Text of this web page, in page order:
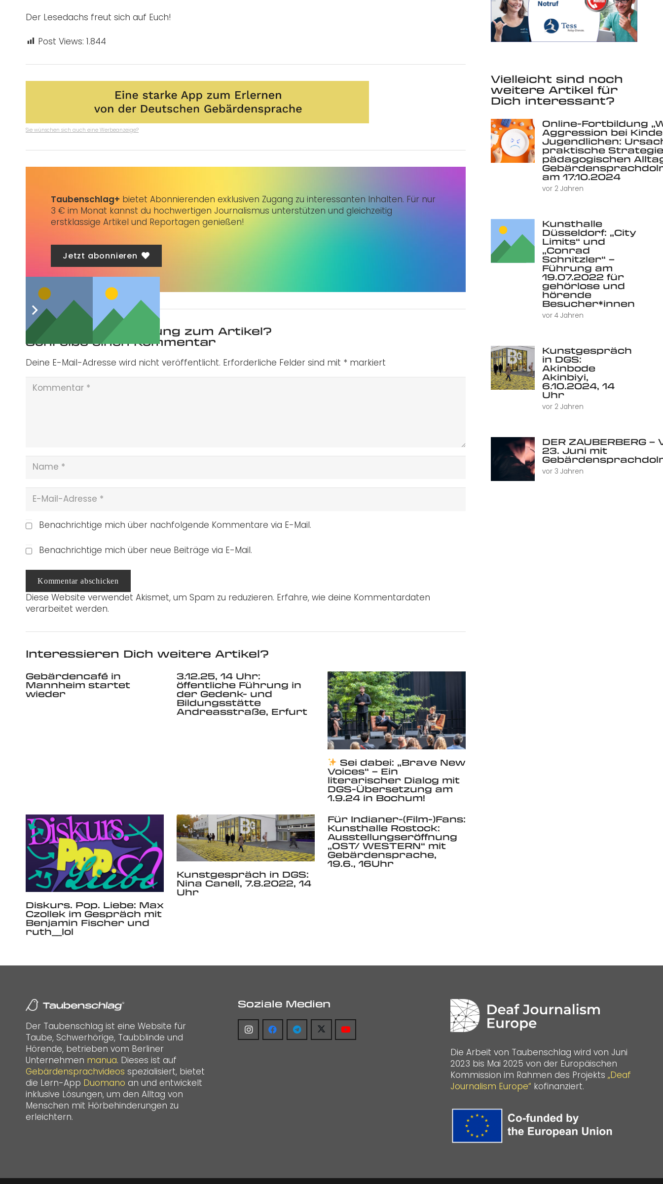
Der Lesedachs freut sich auf Euch!
Post Views: 1.844
Sie wünschen sich auch eine Werbeanzeige?
Taubenschlag+ bietet Abonnierenden exklusiven Zugang zu interessanten Inhalten. Für nur
3 € im Monat kannst du hochwertigen Journalismus unterstützen und gleichzeitig
erstklassige Artikel und Reportagen genießen!
Jetzt abonnieren
Was ist deine Meinung zum Artikel?
Schreibe einen Kommentar
Deine E-Mail-Adresse wird nicht veröffentlicht. Erforderliche Felder sind mit * markiert
Benachrichtige mich über nachfolgende Kommentare via E-Mail.
Benachrichtige mich über neue Beiträge via E-Mail.
Kommentar abschicken
Diese Website verwendet Akismet, um Spam zu reduzieren. Erfahre, wie deine Kommentardaten
verarbeitet werden.
Interessieren Dich weitere Artikel?
Gebärdencafé in
Mannheim startet
wieder
3.12.25, 14 Uhr:
öffentliche Führung in
der Gedenk- und
Bildungsstätte
Andreasstraße, Erfurt
Sei dabei: „Brave New
Voices“ – Ein
literarischer Dialog mit
DGS-Übersetzung am
1.9.24 in Bochum!
Diskurs. Pop. Liebe: Max
Czollek im Gespräch mit
Benjamin Fischer und
ruth__lol
Kunstgespräch in DGS:
Nina Canell, 7.8.2022, 14
Uhr
Für Indianer-(Film-)Fans:
Kunsthalle Rostock:
Ausstellungseröffnung
„OST/ WESTERN“ mit
Gebärdensprache,
19.6., 16Uhr
Vielleicht sind noch
weitere Artikel für
Dich interessant?
Online-Fortbildung
Aggression bei
Jugendlichen:
praktische
pädagogischen
am 17.10.2024
vor 2 Jahren
Kunsthalle
Düsseldorf: „City
Limits“ und
„Conrad
Schnitzler“ –
Führung am
19.07.2022 für
gehörlose und
hörende
Besucher*innen
vor 4 Jahren
Kunstgespräch
in DGS:
Akinbode
Akinbiyi,
6.10.2024, 14
Uhr
vor 2 Jahren
DER ZAUBERBERG
23. Juni mit
vor 3 Jahren
Der Taubenschlag ist eine Website für
Taube, Schwerhörige, Taubblinde und
Hörende, betrieben vom Berliner
Unternehmen manua. Dieses ist auf
Gebärdensprachvideos spezialisiert, bietet
die Lern-App Duomano an und entwickelt
inklusive Lösungen, um den Alltag von
Menschen mit Hörbehinderungen zu
erleichtern.
Soziale Medien
Die Arbeit von Taubenschlag wird von Juni
2023 bis Mai 2025 von der Europäischen
Kommission im Rahmen des Projekts „Deaf
Journalism Europe“ kofinanziert.